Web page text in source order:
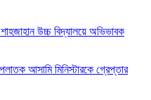
উচ্চ বিদ্যালয়ে অভিভাবক
পলাতক আসামি মিনিস্টারকে গ্রেপ্তার